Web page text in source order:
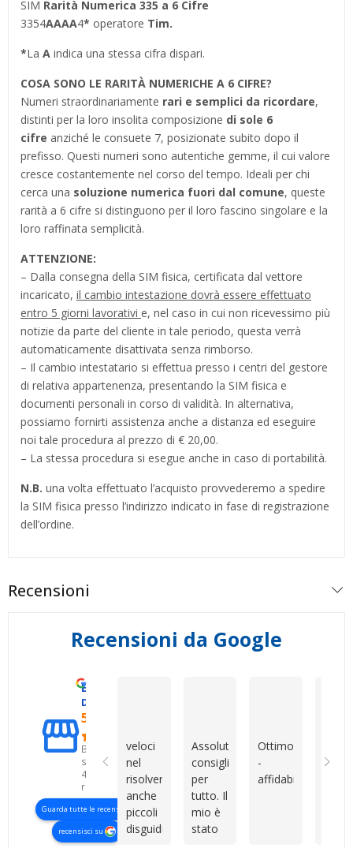
SIM Rarità Numerica 335 a 6 Cifre
3354AAAA4* operatore Tim.
*La A indica una stessa cifra dispari.
COSA SONO LE RARITÀ NUMERICHE A 6 CIFRE?
Numeri straordinariamente rari e semplici da ricordare,
distinti per la loro insolita composizione di sole 6
cifre anziché le consuete 7, posizionate subito dopo il
prefisso. Questi numeri sono autentiche gemme, il cui valore
cresce costantemente nel corso del tempo. Ideali per chi
cerca una soluzione numerica fuori dal comune, queste
rarità a 6 cifre si distinguono per il loro fascino singolare e la
loro raffinata semplicità.
ATTENZIONE:
– Dalla consegna della SIM fisica, certificata dal vettore
incaricato, il cambio intestazione dovrà essere effettuato
entro 5 giorni lavorativi e, nel caso in cui non ricevessimo più
notizie da parte del cliente in tale periodo, questa verrà
automaticamente disattivata senza rimborso.
– Il cambio intestatario si effettua presso i centri del gestore
di relativa appartenenza, presentando la SIM fisica e
documenti personali in corso di validità. In alternativa,
possiamo fornirti assistenza anche a distanza ed eseguire
noi tale procedura al prezzo di € 20,00.
– La stessa procedura si esegue anche in caso di portabilità.
N.B. una volta effettuato l’acquisto provvederemo a spedire
la SIM fisica presso l’indirizzo indicato in fase di registrazione
dell’ordine.
Recensioni
Recensioni da Google
Eccellente
5.0
Basato
su
427
recensioni
Guarda tutte le recensioni
recensisci su
veloci
nel
risolvere
anche
piccoli
disguidi,
Assolutamente
consigliati
per
tutto. Il
mio è
stato
Ottimo
-
affidabile
facile